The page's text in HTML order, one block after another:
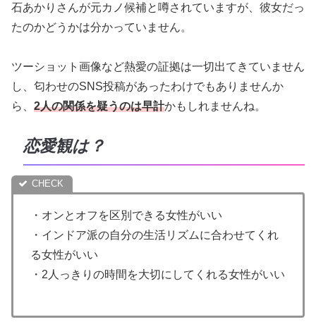
石あかりさんが元カノ候補と噂されていますが、彼女だっ
たのかどうかは分かっていません。
ツーショット画像など熱愛の証拠は一切出てきていません
し、匂わせのSNS投稿があったわけでもありませんか
ら、 2人の関係を疑うのは早計かもしれませんね。
恋愛観は？
・オンとオフを区別できる女性がいい
・インドア派の自分の生活リズムに合わせてくれ
る女性がいい
・2人っきりの時間を大切にしてくれる女性がいい